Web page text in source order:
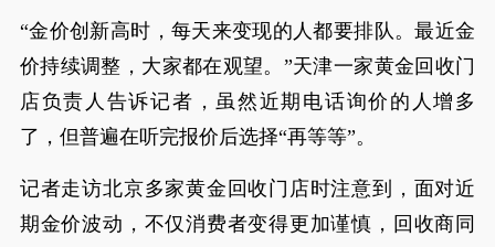
“金价创新高时，每天来变现的人都要排队。最近金
价持续调整，大家都在观望。”天津一家黄金回收门
店负责人告诉记者，虽然近期电话询价的人增多
了，但普遍在听完报价后选择“再等等”。
记者走访北京多家黄金回收门店时注意到，面对近
期金价波动，不仅消费者变得更加谨慎，回收商同